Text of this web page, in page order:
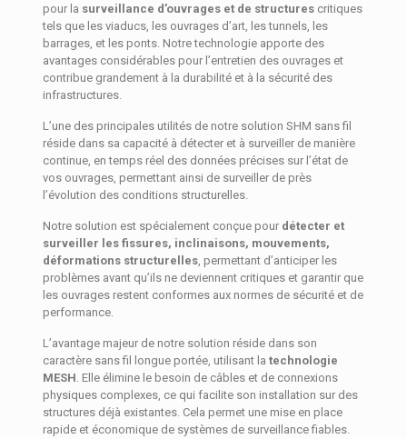
pour la surveillance d’ouvrages et de structurescritiques
tels que les viaducs, les ouvrages d’art, les tunnels, les
barrages, et les ponts. Notre technologie apporte des
avantages considérables pour l’entretien des ouvrages et
contribue grandement à la durabilité et à la sécurité des
infrastructures.
L’une des principales utilités de notre solution SHM sans fil
réside dans sa capacité à détecter et à surveiller de manière
continue, en temps réel des données précises sur l’état de
vos ouvrages, permettant ainsi de surveiller de près
l’évolution des conditions structurelles.
Notre solution est spécialement conçue pour détecter et
surveiller les fissures, inclinaisons, mouvements,
déformations structurelles, permettant d’anticiper les
problèmes avant qu’ils ne deviennent critiques et garantir que
les ouvrages restent conformes aux normes de sécurité et de
performance.
L’avantage majeur de notre solution réside dans son
caractère sans fil longue portée, utilisant la technologie
MESH . Elle élimine le besoin de câbles et de connexions
physiques complexes, ce qui facilite son installation sur des
structures déjà existantes. Cela permet une mise en place
rapide et économique de systèmes de surveillance fiables.